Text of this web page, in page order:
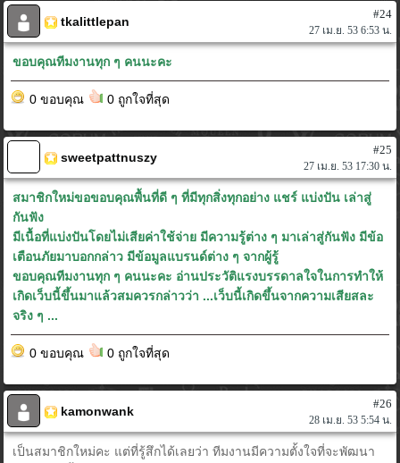
tkalittlepan
#24
27 เม.ย. 53 6:53 น.
ขอบคุณทีมงานทุก ๆ คนนะคะ
0 ขอบคุณ 0 ถูกใจที่สุด
sweetpattnuszy
#25
27 เม.ย. 53 17:30 น.
สมาชิกใหม่ขอขอบคุณพื้นที่ดี ๆ ที่มีทุกสิ่งทุกอย่าง แชร์ แบ่งปัน เล่าสู่
กันฟัง
มีเนื้อที่แบ่งปันโดยไม่เสียค่าใช้จ่าย มีความรู้ต่าง ๆ มาเล่าสู่กันฟัง มีข้อ
เตือนภัยมาบอกกล่าว มีข้อมูลแบรนด์ต่าง ๆ จากผู้รู้
ขอบคุณทีมงานทุก ๆ คนนะคะ อ่านประวัติแรงบรรดาลใจในการทำให้
เกิดเว็บนี้ขึ้นมาแล้วสมควรกล่าวว่า ...เว็บนี้เกิดขึ้นจากความเสียสละ
จริง ๆ ...
0 ขอบคุณ 0 ถูกใจที่สุด
kamonwank
#26
28 เม.ย. 53 5:54 น.
เป็นสมาชิกใหม่คะ แต่ที่รู้สึกได้เลยว่า ทีมงานมีความตั้งใจที่จะพัฒนา